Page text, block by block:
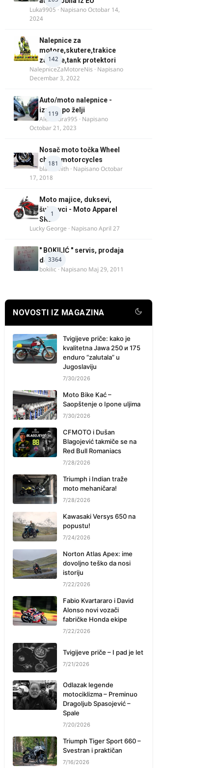
Luka9905 · NapisanoOctobar 14,
2024
142
Nalepnice za
motore,skutere,trakice
za felne,tank protektori
NalepniceZaMotoreNis · Napisano
Decembar 3, 2022
119
Auto/moto nalepnice -
izrada po želji
Alexandra995 · Napisano
Octobar 21, 2023
181
Nosač moto točka Wheel
chock motorcycles
blacksmith · NapisanoOctobar
17, 2018
1
Moto majice, duksevi,
šuškavci - Moto Apparel
SRB
Lucky George · NapisanoApril 27
3364
" BOKILIĆ " servis, prodaja
delova
bokilic · Napisano Maj 29, 2011
NOVOSTI IZ MAGAZINA
Tvigijeve priče: kako je
kvalitetna Jawa 250 и 175
enduro “zalutala” u
Jugoslaviju
7/30/2026
Moto Bike Kać –
Saopštenje o Ipone uljima
7/30/2026
CFMOTO i Dušan
Blagojević takmiče se na
Red Bull Romaniacs
7/28/2026
Triumph i Indian traže
moto mehaničara!
7/28/2026
Kawasaki Versys 650 na
popustu!
7/24/2026
Norton Atlas Apex: ime
dovoljno teško da nosi
istoriju
7/22/2026
Fabio Kvartararo i David
Alonso novi vozači
fabričke Honda ekipe
7/22/2026
Tvigijeve priče – I pad je let
7/21/2026
Odlazak legende
motociklizma – Preminuo
Dragoljub Spasojević –
Spale
7/20/2026
Triumph Tiger Sport 660 –
Svestran i praktičan
7/16/2026